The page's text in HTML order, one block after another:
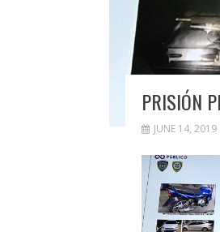
PRISIÓN
JUNE 14, 2019